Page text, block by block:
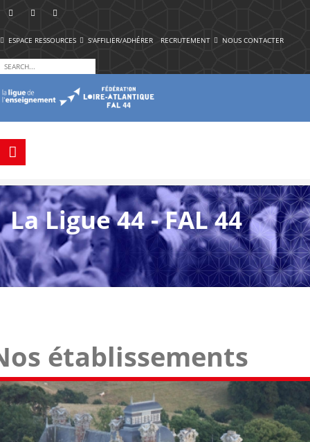
ESPACE RESSOURCES S'AFFILIER/ADHÉRER RECRUTEMENT NOUS CONTACTER
La Ligue 44 - FAL 44
établissements